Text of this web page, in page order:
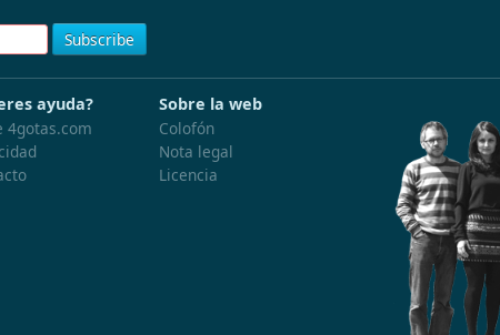
ayuda?
4gotas.com
Sobre la web
Colofón
Nota legal
Licencia